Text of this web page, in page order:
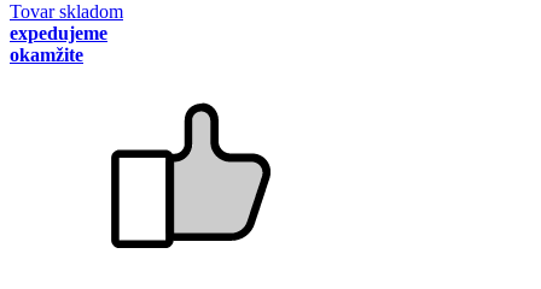
Tovar skladom
expedujeme
okamžite